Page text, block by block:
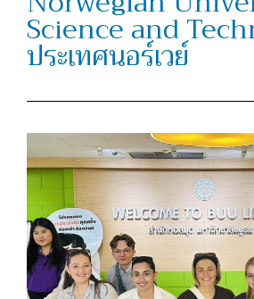
Science and
ประเทศนอร์เวย์